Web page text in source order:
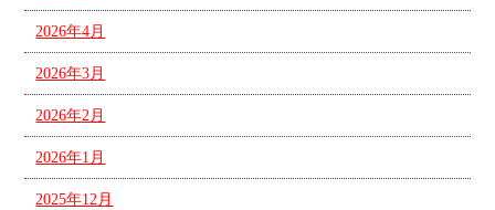
2026年4月
2026年3月
2026年2月
2026年1月
2025年12月